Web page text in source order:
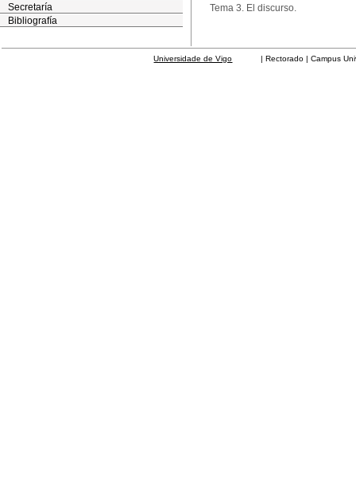
Secretaría
Bibliografía
Tema 3. El discurso.
Universidade de Vigo | Rectorado | Campus